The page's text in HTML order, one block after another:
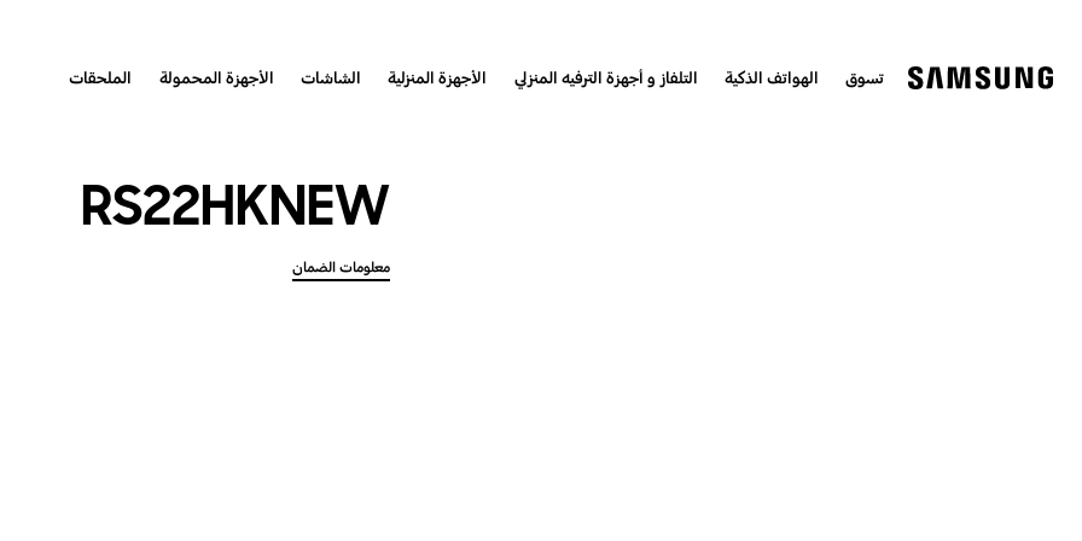
تسوق الهواتف الذكية التلفاز و أجهزة الترفيه المنزلي الأجهزة المنزلية الشاشات الأجهزة المحمولة الملحقات
RS22HKNEW
معلومات الضمان